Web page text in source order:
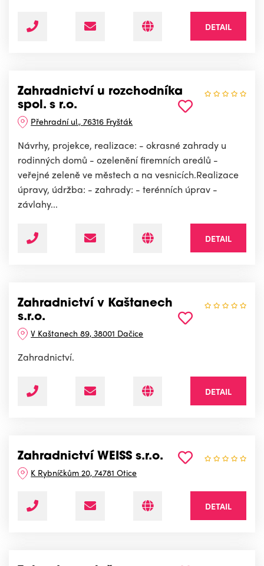
DETAIL
Zahradnictví u rozchodníka
spol. s r.o.
Přehradní ul., 76316 Fryšták
Návrhy, projekce, realizace: - okrasné zahrady u
rodinných domů - ozelenění firemních areálů -
veřejné zeleně ve městech a na vesnicích.Realizace
úpravy, údržba: - zahrady: - terénních úprav -
závlahy...
DETAIL
Zahradnictví v Kaštanech
s.r.o.
V Kaštanech 89, 38001 Dačice
Zahradnictví.
DETAIL
Zahradnictví WEISS s.r.o.
K Rybníčkům 20, 74781 Otice
DETAIL